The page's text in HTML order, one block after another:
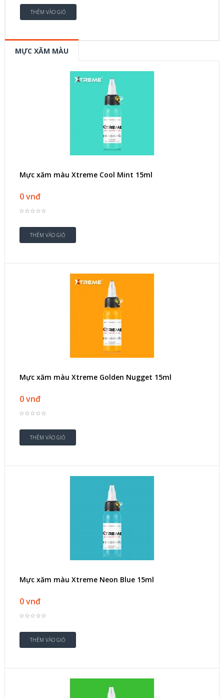
MỰC XĂM MÀU
Mực xăm màu Xtreme Cool Mint 15ml
0 vnđ
Mực xăm màu Xtreme Golden Nugget 15ml
0 vnđ
Mực xăm màu Xtreme Neon Blue 15ml
0 vnđ